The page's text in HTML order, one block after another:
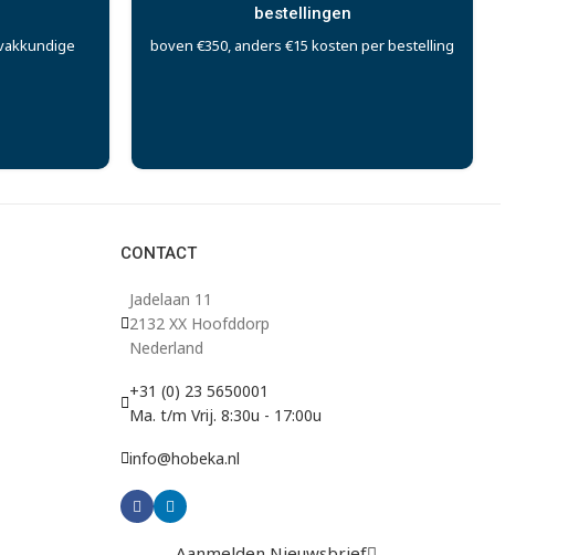
bestellingen
boven €350, anders €15 kosten per bestelling
CONTACT
Jadelaan 11
2132 XX Hoofddorp
Nederland
+31 (0) 23 5650001
Ma. t/m Vrij. 8:30u - 17:00u
info@hobeka.nl